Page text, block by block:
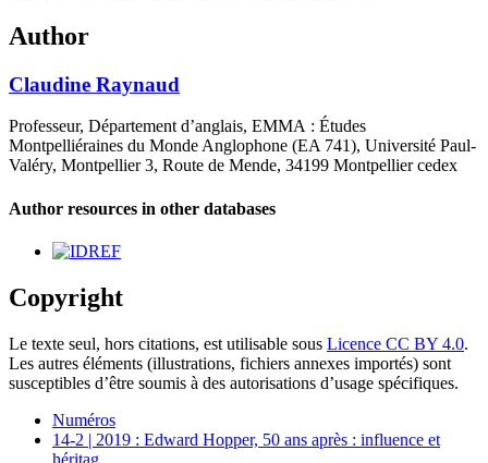
Author
Claudine Raynaud
Professeur, Département d’anglais, EMMA : Études
Montpelliéraines du Monde Anglophone (EA 741), Université Paul-
Valéry, Montpellier 3, Route de Mende, 34199 Montpellier cedex
Author resources in other databases
Copyright
Le texte seul, hors citations, est utilisable sous Licence CC BY 4.0.
Les autres éléments (illustrations, fichiers annexes importés) sont
susceptibles d’être soumis à des autorisations d’usage spécifiques.
Numéros
14-2 | 2019 : Edward Hopper, 50 ans après : influence et
héritag